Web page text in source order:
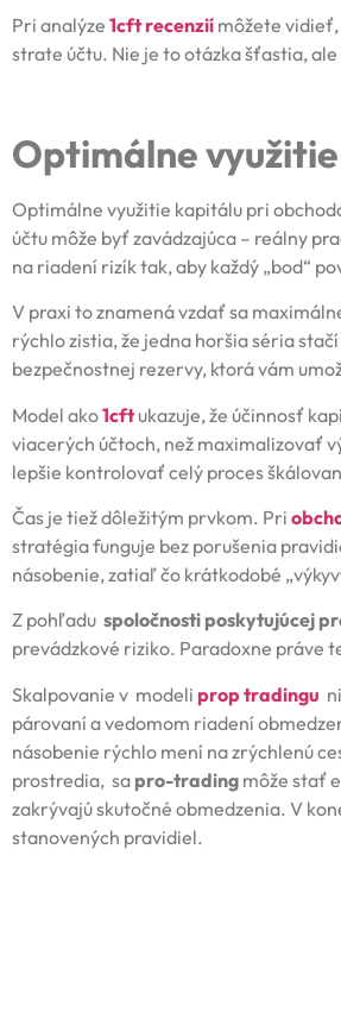
Pri analýze 1cft recenzií môžete vidieť,
strate účtu. Nie je to otázka šťastia,
Optimálne
Optimálne využitie kapitálu pri
účtu môže byť zavádzajúca – reálny
na riadení rizík tak, aby každý „bod“
V praxi to znamená vzdať sa
rýchlo zistia, že jedna horšia séria
bezpečnostnej rezervy, ktorá vám
Model ako1cftukazuje, že účinnosť
viacerých účtoch, než maximalizovať
lepšie kontrolovať celý proces
Čas je tiež dôležitým prvkom. Pri
stratégia funguje bez porušenia
násobenie, zatiaľ čo krátkodobé
Z pohľadu spoločnosti poskytujúcej
prevádzkové riziko. Paradoxne práve
Skalpovanie v modeli prop tradingu
párovaní a vedomom riadení
násobenie rýchlo mení na zrýchlenú
prostredia, sa pro-trading môže stať
zakrývajú skutočné obmedzenia. V
stanovených pravidiel.